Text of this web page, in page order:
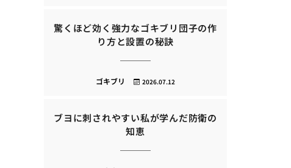
驚くほど効く強力なゴキブリ団子の作
り方と設置の秘訣
2026.07.12
ゴキブリ
ブヨに刺されやすい私が学んだ防衛の
知恵